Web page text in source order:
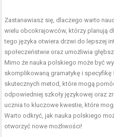
Zastanawiasz się, dlaczego warto
wielu obcokrajowców, którzy planują
tego języka otwiera drzwi do lepszej
społeczeństwie oraz umożliwia
Mimo że nauka polskiego może być
skomplikowaną gramatykę i specyfikę
skutecznych metod, które mogą
odpowiedniej szkoły językowej oraz
ucznia to kluczowe kwestie, które
Warto odkryć, jak nauka polskiego
otworzyć nowe możliwości!